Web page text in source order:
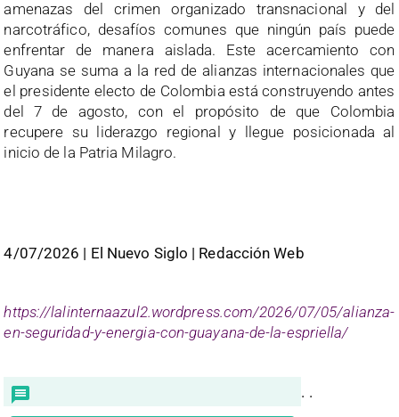
amenazas del crimen organizado transnacional y del
narcotráfico, desafíos comunes que ningún país puede
enfrentar de manera aislada. Este acercamiento con
Guyana se suma a la red de alianzas internacionales que
el presidente electo de Colombia está construyendo antes
del 7 de agosto, con el propósito de que Colombia
recupere su liderazgo regional y llegue posicionada al
inicio de la Patria Milagro.
4/07/2026 | El Nuevo Siglo | Redacción Web
https://lalinternaazul2.wordpress.com/2026/07/05/alianza-
en-seguridad-y-energia-con-guayana-de-la-espriella/
. .